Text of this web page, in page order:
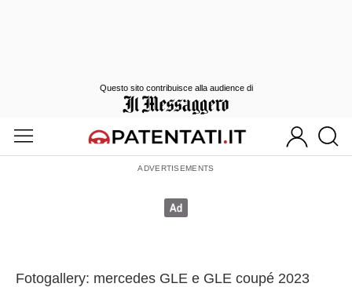
Fotogallery: mercedes GLE e GLE coupé 2023
Questo sito contribuisce alla audience di